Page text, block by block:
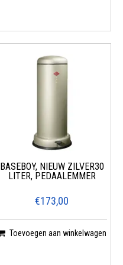
BASEBOY, NIEUW ZILVER30
LITER, PEDAALEMMER
€173,00
Toevoegen aan winkelwagen